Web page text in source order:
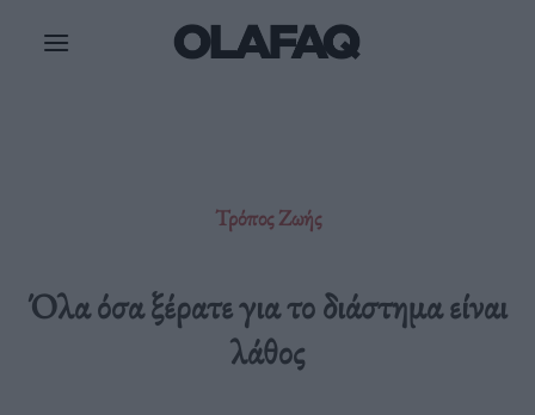
Τρόπος Ζωής
Όλα όσα ξέρατε για το διάστημα είναι
λάθος